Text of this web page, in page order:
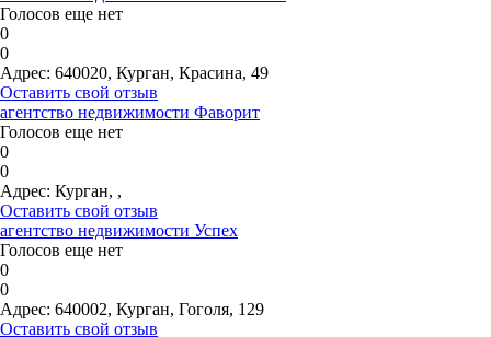
Голосов еще нет
0
0
Адрес: 640020, Курган, Красина, 49
Оставить свой отзыв
агентство недвижимости Фаворит
Голосов еще нет
0
0
Адрес: Курган, ,
Оставить свой отзыв
агентство недвижимости Успех
Голосов еще нет
0
0
Адрес: 640002, Курган, Гоголя, 129
Оставить свой отзыв